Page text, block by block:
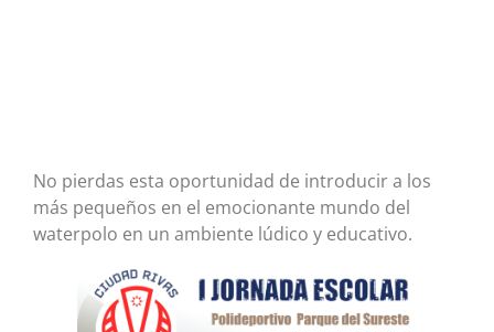
No pierdas esta oportunidad de introducir a los
más pequeños en el emocionante mundo del
waterpolo en un ambiente lúdico y educativo.